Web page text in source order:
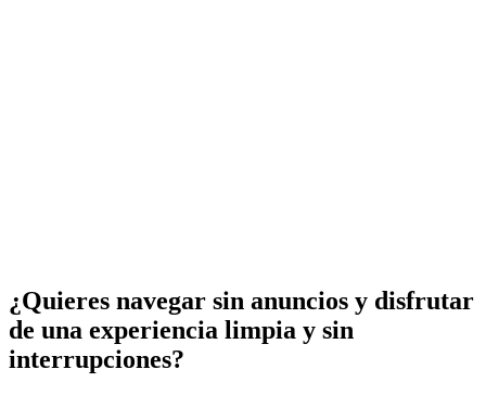
¿Quieres navegar sin anuncios y disfrutar
de una experiencia limpia y sin
interrupciones?